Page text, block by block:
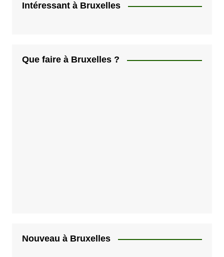
Intéressant à Bruxelles
Que faire à Bruxelles ?
Nouveau à Bruxelles